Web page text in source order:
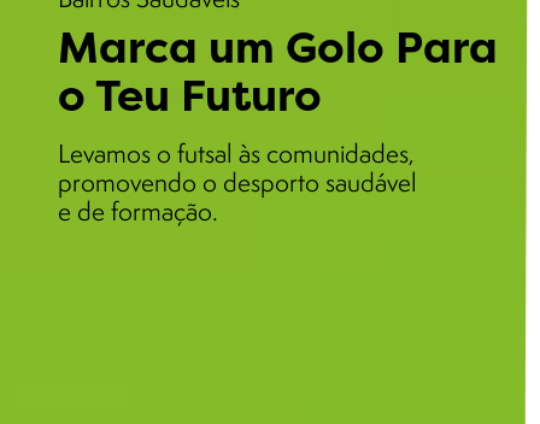
Marca um Golo Para
o Teu Futuro
Levamos o futsal às comunidades,
promovendo o desporto saudável
e de formação.